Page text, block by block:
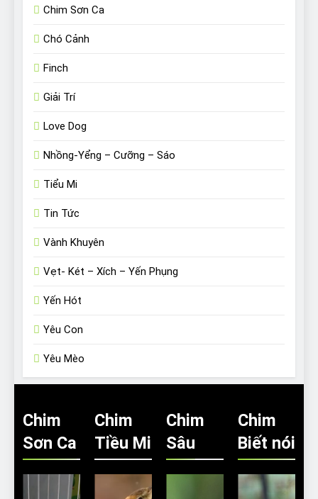
Chim Sơn Ca
Chó Cảnh
Finch
Giải Trí
Love Dog
Nhồng-Yểng – Cưỡng – Sáo
Tiểu Mi
Tin Tức
Vành Khuyên
Vẹt- Két – Xích – Yến Phụng
Yến Hót
Yêu Con
Yêu Mèo
Chim
Sơn Ca
Chim
Tiều Mi
Chim
Sâu
Chim
Biết nói